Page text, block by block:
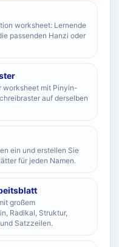
worksheet: Lernende
passenden Hanzi oder
worksheet mit Pinyin-
auf derselben
ein und erstellen Sie
für jeden Namen.
großem
Radikal, Struktur,
Satzzeilen.